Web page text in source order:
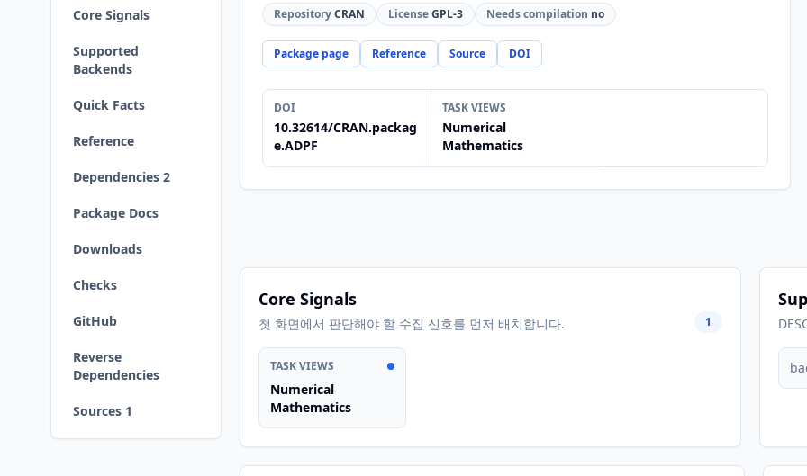
Core Signals
Supported
Backends
Quick Facts
Reference
Dependencies 2
Package Docs
Downloads
Checks
GitHub
Reverse
Dependencies
Sources 1
RepositoryCRAN LicenseGPL-3 Needs compilation no
Package page Reference Source DOI
DOI
10.32614/CRAN.packag
e.ADPF
TASK VIEWS
Numerical
Mathematics
Core Signals
첫 화면에서 판단해야 할 수집 신호를 먼저 배치합니다. 1
TASK VIEWS
Numerical
Mathematics